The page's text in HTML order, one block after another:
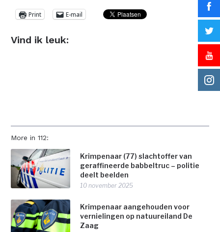
More in 112:
Krimpenaar (77) slachtoffer van
geraffineerde babbeltruc – politie
deelt beelden
10 november 2025
Krimpenaar aangehouden voor
vernielingen op natuureiland De
Zaag
Print E-mail
Vind ik leuk: